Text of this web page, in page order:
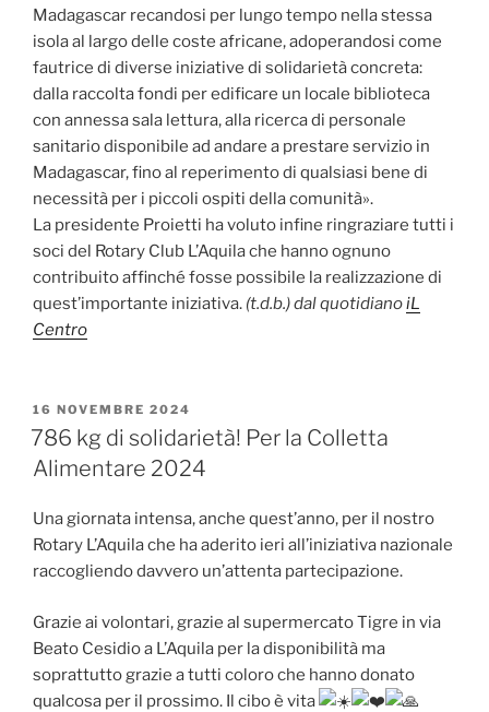
Madagascar recandosi per lungo tempo nella stessa
isola al largo delle coste africane, adoperandosi come
fautrice di diverse iniziative di solidarietà concreta:
dalla raccolta fondi per edificare un locale biblioteca
con annessa sala lettura, alla ricerca di personale
sanitario disponibile ad andare a prestare servizio in
Madagascar, fino al reperimento di qualsiasi bene di
necessità per i piccoli ospiti della comunità».
La presidente Proietti ha voluto infine ringraziare tutti i
soci del Rotary Club L’Aquila che hanno ognuno
contribuito affinché fosse possibile la realizzazione di
quest’importante iniziativa. (t.d.b.)dal quotidianoiL
Centro
PUBBLICATO
IL
16 NOVEMBRE 2024
786 kg di solidarietà! Per la Colletta
Alimentare 2024
Una giornata intensa, anche quest’anno, per il nostro
Rotary L’Aquila che ha aderito ieri all’iniziativa nazionale
raccogliendo davvero un’attenta partecipazione.
Grazie ai volontari, grazie al supermercato Tigre in via
Beato Cesidio a L’Aquila per la disponibilità ma
soprattutto grazie a tutti coloro che hanno donato
qualcosa per il prossimo. Il cibo è vita